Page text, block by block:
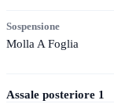
Sospensione
Molla A Foglia
Assale posteriore 1